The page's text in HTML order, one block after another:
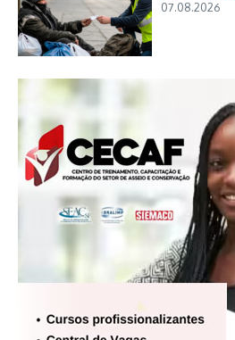
07.08.2026